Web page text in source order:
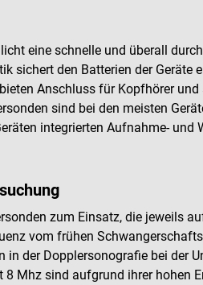
eine schnelle und überall
den Batterien der Geräte
Anschluss für Kopfhörer
sind bei den meisten
integrierten Aufnahme-
zum Einsatz, die jeweils
vom frühen
der Dopplersonografie bei der
Mhz sind aufgrund ihrer hohen